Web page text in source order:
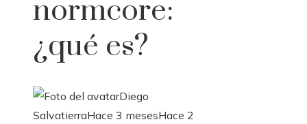
normcore:
¿qué es?
Diego
SalvatierraHace 3 mesesHace 2